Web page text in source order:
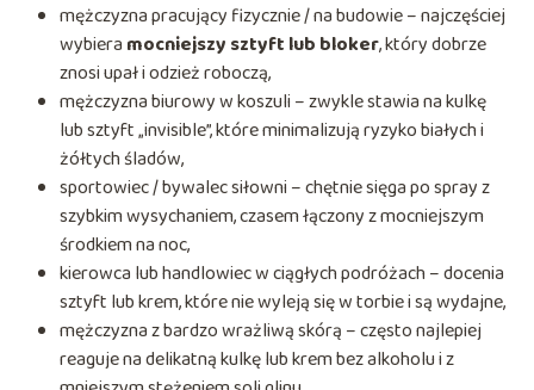
mężczyzna pracujący fizycznie / na budowie – najczęściej
wybiera mocniejszy sztyft lub bloker, który dobrze
znosi upał i odzież roboczą,
mężczyzna biurowy w koszuli – zwykle stawia na kulkę
lub sztyft „invisible”, które minimalizują ryzyko białych i
żółtych śladów,
sportowiec / bywalec siłowni – chętnie sięga po spray z
szybkim wysychaniem, czasem łączony z mocniejszym
środkiem na noc,
kierowca lub handlowiec w ciągłych podróżach – docenia
sztyft lub krem, które nie wyleją się w torbie i są wydajne,
mężczyzna z bardzo wrażliwą skórą – często najlepiej
reaguje na delikatną kulkę lub krem bez alkoholu i z